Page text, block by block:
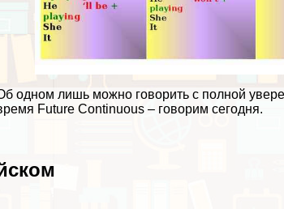
одном лишь можно говорить с полной
Future Continuous – говорим сегодня.